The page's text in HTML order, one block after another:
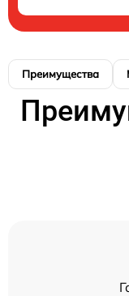
Преимущества